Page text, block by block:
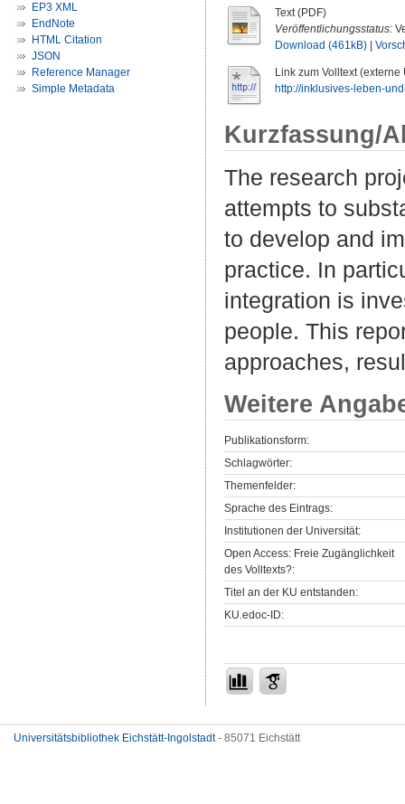
EP3 XML
EndNote
HTML Citation
JSON
Reference Manager
Simple Metadata
Text (PDF)
Veröffentlichungsstatus:
Download (461kB)
Link zum Volltext (externe
http://inklusives-leben-
Kurzfassung/
The research
attempts to
to develop and
practice. In
integration is
people. This
approaches,
Weitere
Publikationsform:
Schlagwörter:
Themenfelder:
Sprache des Eintrags:
Institutionen der Universität:
Open Access: Freie Zugänglichkeit
des Volltexts?:
Titel an der KU entstanden:
KU.edoc-ID:
Universitätsbibliothek Eichstätt-Ingolstadt- 85071 Eichstätt